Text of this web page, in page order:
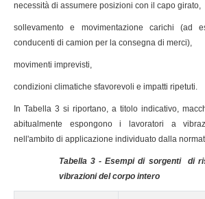
necessità di assumere posizioni con il capo girato,
sollevamento e movimentazione carichi (ad
conducenti di camion per la consegna di merci),
movimenti imprevisti,
condizioni climatiche sfavorevoli e impatti ripetuti.
In Tabella 3 si riportano, a titolo indicativo,
abitualmente espongono i lavoratori a
nell'ambito di applicazione individuato dalla
Tabella 3 - Esempi di sorgenti di
vibrazioni del corpo intero